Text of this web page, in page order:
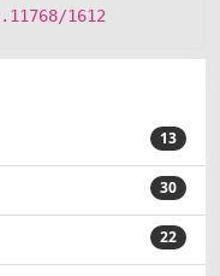
1612
13
30
22